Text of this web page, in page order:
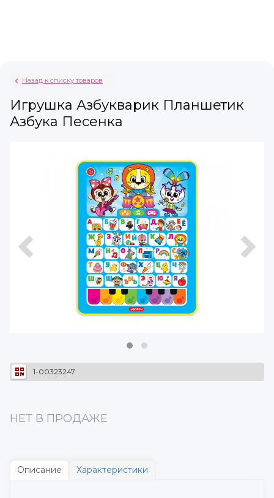
Назад к списку товаров
Игрушка Азбукварик Планшетик
Азбука Песенка
1-00323247
НЕТ В ПРОДАЖЕ
Описание Характеристики